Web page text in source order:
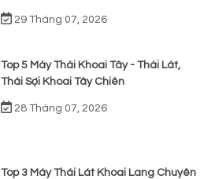
29 Tháng 07, 2026
Top 5 Máy Thái Khoai Tây - Thái Lát,
Thái Sợi Khoai Tây Chiên
28 Tháng 07, 2026
Top 3 Máy Thái Lát Khoai Lang Chuyên